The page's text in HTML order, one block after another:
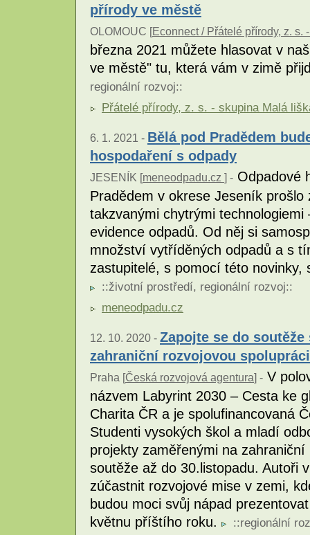
přírody ve městě
OLOMOUC [Econnect / Přátelé přírody, z. s.
března 2021 můžete hlasovat v
ve městě" tu, která vám v zimě
regionální rozvoj::
Přátelé přírody, z. s. - skupina Malá
6. 1. 2021 - Bělá pod Pradědem
hospodaření s odpady
JESENÍK [meneodpadu.cz ] - Odpadové
Pradědem v okrese Jeseník
takzvanými chytrými
evidence odpadů. Od něj si
množství vytříděných odpadů a s
zastupitelé, s pomocí této
::životní prostředí, regionální rozvoj::
meneodpadu.cz
12. 10. 2020 - Zapojte se do
zahraniční rozvojovou spolupráci
Praha [ Česká rozvojová agentura ] - V
názvem Labyrint 2030 – Cesta ke
Charita ČR a je spolufinancovaná
Studenti vysokých škol a mladí
projekty zaměřenými na
soutěže až do 30.listopadu. Autoři
zúčastnit rozvojové mise v zemi,
budou moci svůj nápad
květnu příštího roku.
::regionální